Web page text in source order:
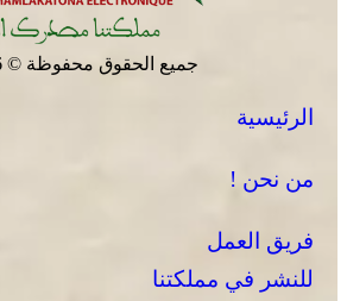
جميع الحقوق محفوظة © 2026
الرئيسية
من نحن !
فريق العمل
للنشر في مملكتنا